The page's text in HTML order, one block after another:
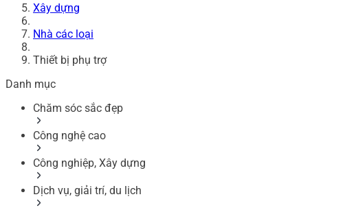
Xây dựng
Nhà các loại
Thiết bị phụ trợ
Danh mục
Chăm sóc sắc đẹp
Công nghệ cao
Công nghiệp, Xây dựng
Dịch vụ, giải trí, du lịch